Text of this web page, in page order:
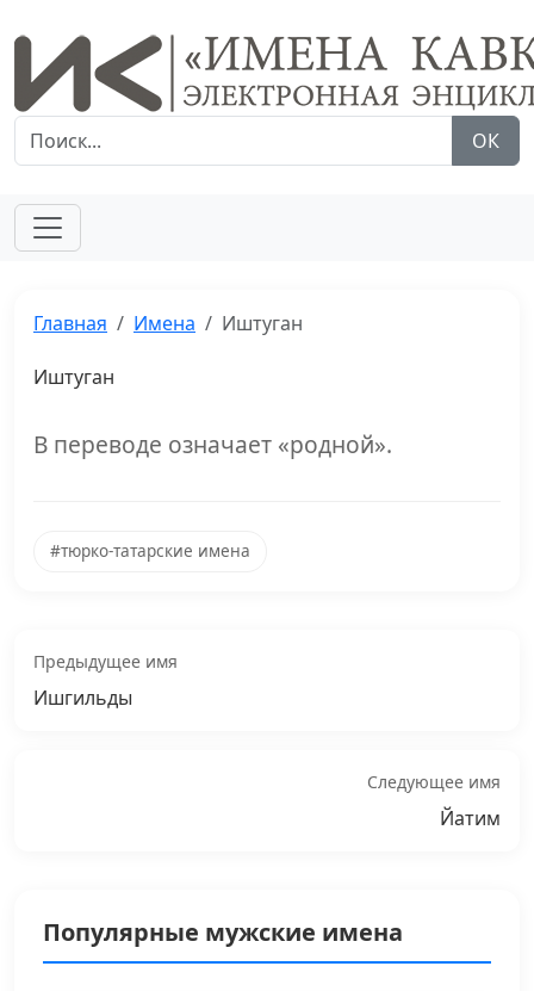
ОК
Главная Имена Иштуган
Иштуган
В переводе означает «родной».
#тюрко-татарские имена
Предыдущее имя
Ишгильды
Следующее имя
Йатим
Популярные мужские имена